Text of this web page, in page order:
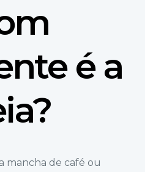
é a
mancha de café ou